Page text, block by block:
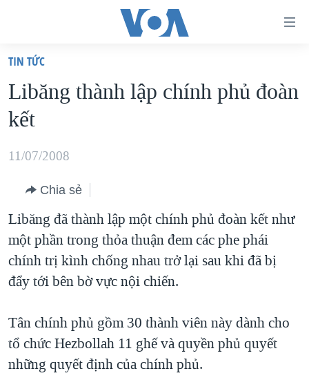
truy
cập
Tới
dung
chính
điều
hướng
chính
Đi
"Tìm"
VIỆT NAM
HOA KỲ
BIỂN ĐÔNG
BLOG
DIỄN ĐÀN
MỤC
TỰ DO BÁO CHÍ
NGƯỜI VIỆT HẢI NGOẠI
ĐỜI SỐNG
KINH TẾ
CHUYÊN ĐỀ
HÀNH TRÌNH BẦU CỬ 2024
MỘT NĂM CHIẾN TRANH TẠI DẢI GAZA
VIDEO
NGHE
TIN TỨC
Libăng thành lập chính phủ đoàn
kết
11/07/2008
Chia sẻ
Libăng đã thành lập một chính phủ đoàn kết như
một phần trong thỏa thuận đem các phe phái
chính trị kình chống nhau trở lại sau khi đã bị
đẩy tới bên bờ vực nội chiến.
Tân chính phủ gồm 30 thành viên này dành cho
tổ chức Hezbollah 11 ghế và quyền phủ quyết
những quyết định của chính phủ.